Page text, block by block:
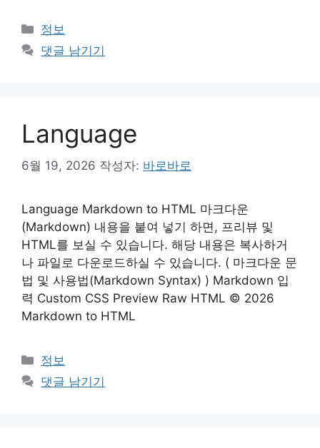
카
테
정보
댓글 남기기
Language
6월 19, 2026 작성자: 바로바로
Language Markdown to HTML 마크다운
(Markdown) 내용을 붙여 넣기 하면, 프리뷰 및
HTML를 보실 수 있습니다. 해당 내용은 복사하거
나 파일로 다운로드하실 수 있습니다. ( 마크다운 문
법 및 사용법(Markdown Syntax) ) Markdown 입
력 Custom CSS Preview Raw HTML © 2026
Markdown to HTML
카
테
고
정보
댓글 남기기